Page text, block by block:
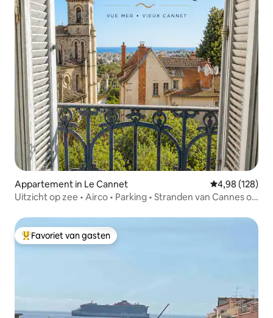
Appartement in Le Cannet Gemiddelde
4,98 (128)
Uitzicht op zee • Airco • Parking • Stranden van Cannes op
Topfavoriet van gasten
Favoriet van gasten